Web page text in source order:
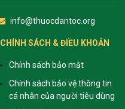
info@thuocdantoc.org
CHÍNH SÁCH & ĐIỀU KHOẢN
Chính sách bảo mật
Chính sách bảo vệ thông tin
cá nhân của người tiêu dùng